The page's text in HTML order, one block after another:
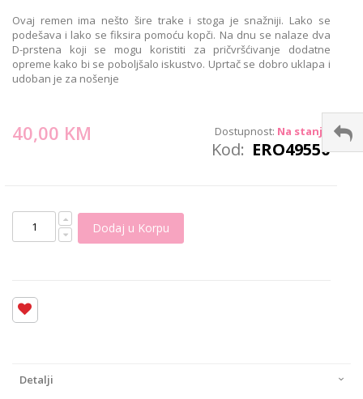
Ovaj remen ima nešto šire trake i stoga je snažniji. Lako se
podešava i lako se fiksira pomoću kopči. Na dnu se nalaze dva
D-prstena koji se mogu koristiti za pričvršćivanje dodatne
opreme kako bi se poboljšalo iskustvo. Uprtač se dobro uklapa i
udoban je za nošenje
40,00 KM Dostupnost: Na stanju
Kod ERO49550
Dodaj u Korpu
gallery
Detalji